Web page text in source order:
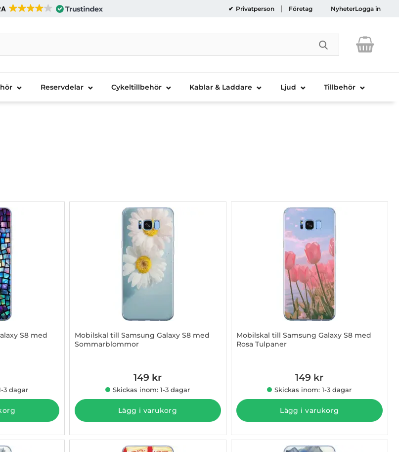
Privatperson Företag NyheterLogga in
AB
Genomför
Reservdelar Cykeltillbehör Kablar & Laddare Ljud Tillbehör
S8 med
3 dagar
Mobilskal till Samsung Galaxy S8 med
Sommarblommor
149 kr
Skickas inom: 1-3 dagar
Lägg i varukorg
Mobilskal till Samsung Galaxy S8 med
Rosa Tulpaner
149 kr
Skickas inom: 1-3 dagar
Lägg i varukorg